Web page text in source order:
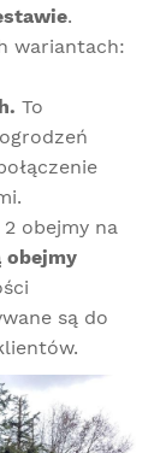
.
wariantach:
To
obejmy na
obejmy
są do